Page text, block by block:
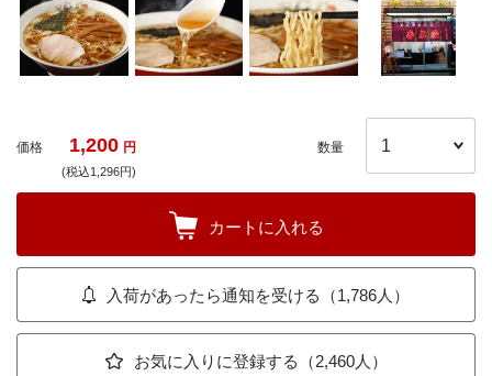
価格 1,200 円
(税込1,296円)
数量
カートに入れる
入荷があったら通知を受ける（1,786人）
お気に入りに登録する（2,460人）